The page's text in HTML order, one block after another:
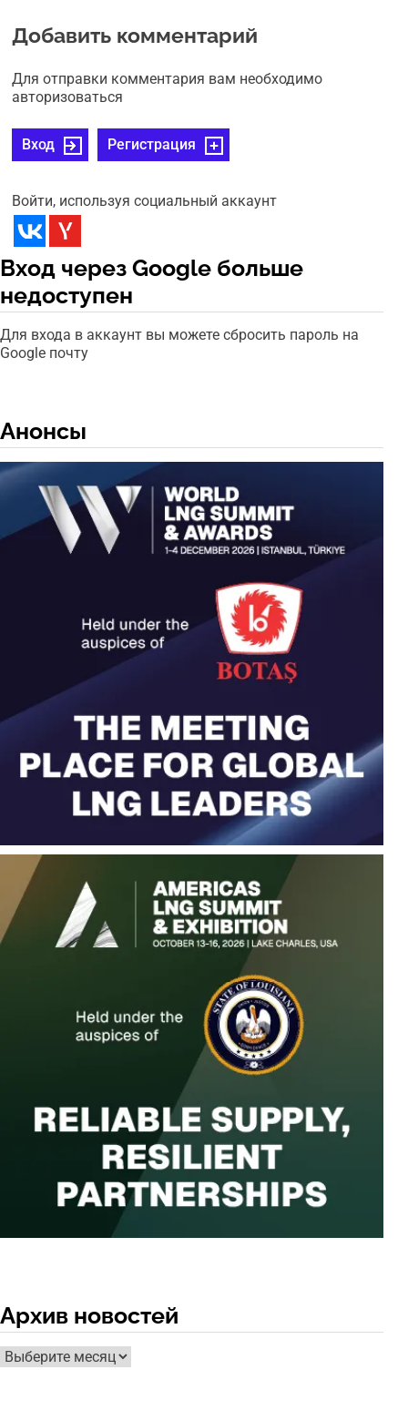
Добавить комментарий
Для отправки комментария вам необходимо
авторизоваться
Вход Регистрация
Войти, используя социальный аккаунт
Вход через Google больше
недоступен
Для входа в аккаунт вы можете сбросить пароль на
Google почту
Анонсы
Архив новостей
Архив
новостей